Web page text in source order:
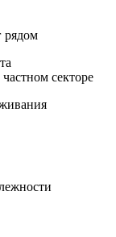
рядом
секторе